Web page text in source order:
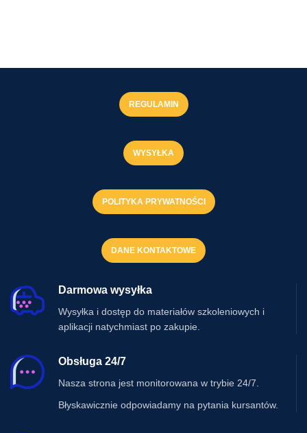
REGULAMIN
WYSYŁKA
POLITYKA PRYWATNOŚCI
DANE KONTAKTOWE
Darmowa wysyłka
Wysyłka i dostęp do materiałów szkoleniowych i
aplikacji natychmiast po zakupie.
Obsługa 24/7
Nasza strona jest monitorowana w trybie 24/7.
Błyskawicznie odpowiadamy na pytania kursantów.